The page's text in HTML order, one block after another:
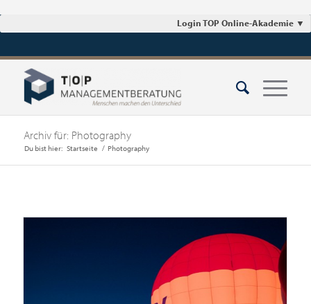
Login TOP Online-Akademie ▼
Archiv für: Photography
Du bist hier: Startseite / Photography